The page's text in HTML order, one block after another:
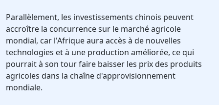
Parallèlement, les investissements chinois peuvent
accroître la concurrence sur le marché agricole
mondial, car l'Afrique aura accès à de nouvelles
technologies et à une production améliorée, ce qui
pourrait à son tour faire baisser les prix des produits
agricoles dans la chaîne d'approvisionnement
mondiale.